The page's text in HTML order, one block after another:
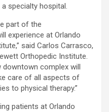
specialty hospital.
part of the
experience at Orlando
said Carlos Carrasco,
Orthopedic Institute.
downtown complex will
care of all aspects of
to physical therapy.”
patients at Orlando